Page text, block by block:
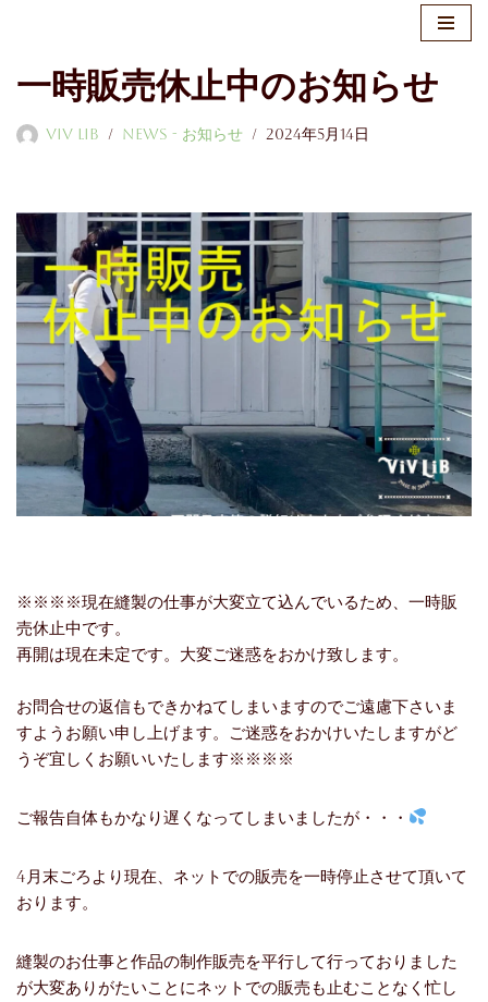
ン
ン
ス
キ
ッ
プ
一時販売休止中のお知らせ
ViV LiB News - お知らせ 2024年5月14日
※※※※現在縫製の仕事が大変立て込んでいるため、一時販
売休止中です。
再開は現在未定です。大変ご迷惑をおかけ致します。
お問合せの返信もできかねてしまいますのでご遠慮下さいま
すようお願い申し上げます。ご迷惑をおかけいたしますがど
うぞ宜しくお願いいたします※※※※
ご報告自体もかなり遅くなってしまいましたが・・・
4月末ごろより現在、ネットでの販売を一時停止させて頂いて
おります。
縫製のお仕事と作品の制作販売を平行して行っておりました
が大変ありがたいことにネットでの販売も止むことなく忙し